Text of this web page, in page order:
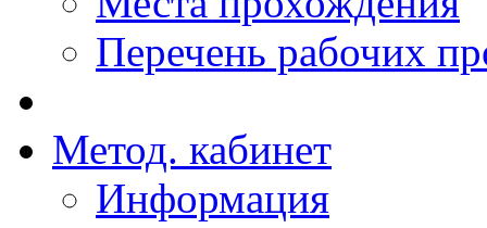
Перечень рабочих
Метод. кабинет
Информация